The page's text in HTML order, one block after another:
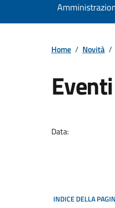
Home / Novità /
Eventi
Data:
INDICE DELLA